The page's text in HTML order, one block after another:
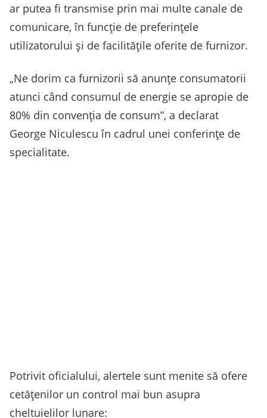
ar putea fi transmise prin mai multe canale de
comunicare, în funcție de preferințele
utilizatorului și de facilitățile oferite de furnizor.
„Ne dorim ca furnizorii să anunțe consumatorii
atunci când consumul de energie se apropie de
80% din convenția de consum”, a declarat
George Niculescu în cadrul unei conferințe de
specialitate.
Potrivit oficialului, alertele sunt menite să ofere
cetățenilor un control mai bun asupra
cheltuielilor lunare: